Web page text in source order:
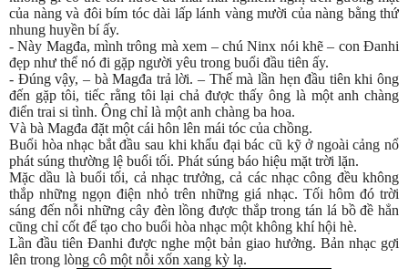
của nàng và đôi bím tóc dài lấp lánh vàng mười của nàng bằng thứ
nhung huyền bí ấy.
- Này Magđa, mình trông mà xem – chú Ninx nói khẽ – con Đanhi
đẹp như thể nó đi gặp người yêu trong buổi đầu tiên ấy.
- Đúng vậy, – bà Magđa trả lời. – Thế mà lần hẹn đầu tiên khi ông
đến gặp tôi, tiếc rằng tôi lại chả được thấy ông là một anh chàng
điển trai si tình. Ông chỉ là một anh chàng ba hoa.
Và bà Magđa đặt một cái hôn lên mái tóc của chồng.
Buổi hòa nhạc bắt đầu sau khi khẩu đại bác cũ kỹ ở ngoài cảng nổ
phát súng thường lệ buổi tối. Phát súng báo hiệu mặt trời lặn.
Mặc dầu là buổi tối, cả nhạc trưởng, cả các nhạc công đều không
thắp những ngọn điện nhỏ trên những giá nhạc. Tối hôm đó trời
sáng đến nỗi những cây đèn lồng được thắp trong tán lá bồ đề hẳn
cũng chỉ cốt để tạo cho buổi hòa nhạc một không khí hội hè.
Lần đầu tiên Đanhi được nghe một bản giao hưởng. Bản nhạc gợi
lên trong lòng cô một nỗi xốn xang kỳ lạ.